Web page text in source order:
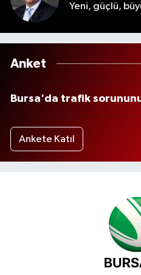
Yeni, güçlü,
Anket
Bursa'da trafik
Ankete Katıl